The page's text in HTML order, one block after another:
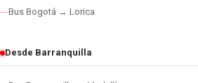
Bus Bogotá → Lorica
Desde Barranquilla